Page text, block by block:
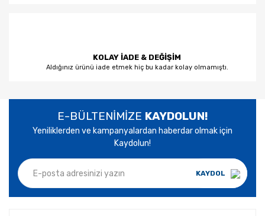
KOLAY İADE & DEĞİŞİM
Aldığınız ürünü iade etmek hiç bu kadar kolay olmamıştı.
E-BÜLTENİMİZE KAYDOLUN!
Yeniliklerden ve kampanyalardan haberdar olmak için
Kaydolun!
KAYDOL